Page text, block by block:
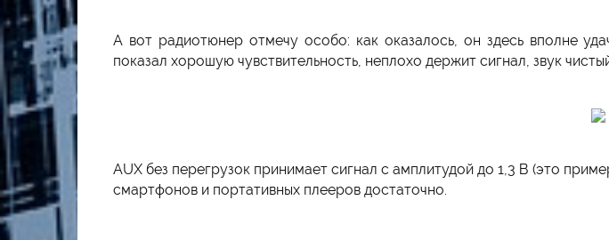
А вот радиотюнер отмечу особо: как оказалось, он здесь вполне
показал хорошую чувствительность, неплохо держит сигнал, звук
AUX без перегрузок принимает сигнал с амплитудой до 1,3 В (это
смартфонов и портативных плееров достаточно.